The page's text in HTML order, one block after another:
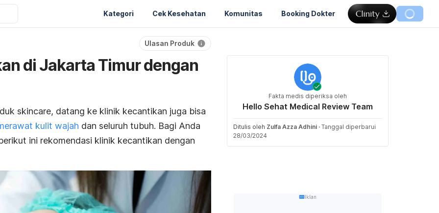
Kategori Cek Kesehatan Komunitas Booking Dokter
Ulasan Produk
di Jakarta Timur dengan
skincare, datang ke klinik kecantikan juga bisa
kulit wajah dan seluruh tubuh. Bagi Anda
ini rekomendasi klinik kecantikan dengan
Fakta medis diperiksa oleh
Hello Sehat Medical Review Team
Ditulis oleh Zulfa Azza Adhini · Tanggal diperbarui
28/03/2024
Iklan